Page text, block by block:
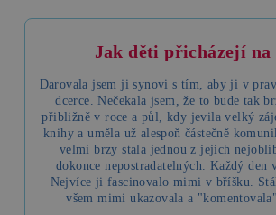
Jak děti přicházejí na
Darovala jsem ji synovi s tím, aby ji v
dcerce. Nečekala jsem, že to bude tak
přibližně v roce a půl, kdy jevila velký
knihy a uměla už alespoň částečně
velmi brzy stala jednou z jejich
dokonce nepostradatelných. Každý den
Nejvíce ji fascinovalo mimi v bříšku.
všem mimi ukazovala a